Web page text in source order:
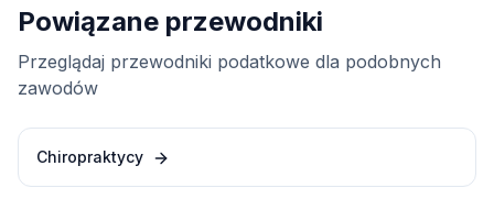
Powiązane przewodniki
Przeglądaj przewodniki podatkowe dla podobnych
zawodów
Chiropraktycy